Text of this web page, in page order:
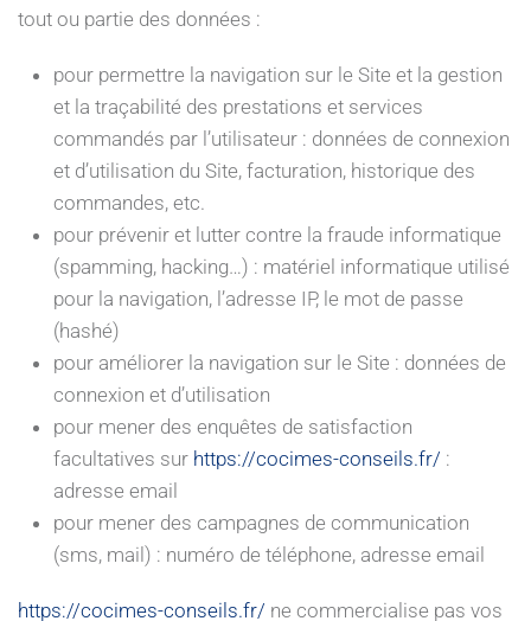
tout ou partie des données :
pour permettre la navigation sur le Site et la gestion
et la traçabilité des prestations et services
commandés par l’utilisateur : données de connexion
et d’utilisation du Site, facturation, historique des
commandes, etc.
pour prévenir et lutter contre la fraude informatique
(spamming, hacking…) : matériel informatique utilisé
pour la navigation, l’adresse IP, le mot de passe
(hashé)
pour améliorer la navigation sur le Site : données de
connexion et d’utilisation
pour mener des enquêtes de satisfaction
facultatives sur https://cocimes-conseils.fr/ :
adresse email
pour mener des campagnes de communication
(sms, mail) : numéro de téléphone, adresse email
https://cocimes-conseils.fr/ ne commercialise pas vos